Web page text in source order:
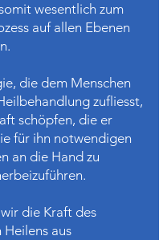
wesentlich zum
auf allen Ebenen
die dem Menschen
zufliesst,
schöpfen, die er
für ihn notwendigen
an die Hand zu
die Kraft des
aus